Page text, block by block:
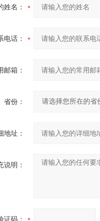
姓名：
电话：
邮箱：
省份：
地址：
说明：
证码：